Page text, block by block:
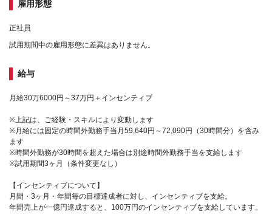
雇用形態
正社員
試用期間中の雇用形態に差異はありません。
給与
月給30万6000円～37万円＋インセンティブ
※上記は、ご経験・スキルにより変動します
※月給には固定の時間外勤務手当月59,640円～72,090円（30時間分）を含み
ます
※時間外勤務が30時間を超えた場合は別途時間外勤務手当を支給します
※試用期間3ヶ月（条件変更なし）
【インセンティブについて】
月間・3ヶ月・年間毎の目標達成者に対し、インセンティブを支給。
年間売上が一億円達成すると、100万円のインセンティブを支給しています。